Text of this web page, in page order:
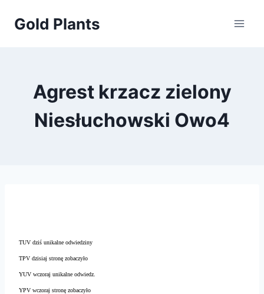
Gold Plants
Agrest krzacz zielony
Niesłuchowski Owo4
TUV dziś unikalne odwiedziny
TPV dzisiaj stronę zobaczyło
YUV wczoraj unikalne odwiedz.
YPV wczoraj stronę zobaczyło